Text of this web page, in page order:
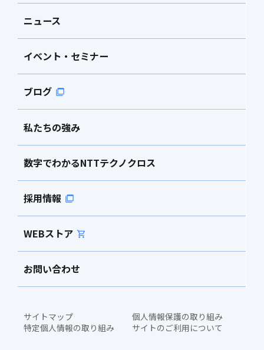
ニュース
イベント・セミナー
ブログ
私たちの強み
数字でわかるNTTテクノクロス
採用情報
WEBストア
お問い合わせ
サイトマップ
個人情報保護の取り組み
特定個人情報の取り組み
サイトのご利用について